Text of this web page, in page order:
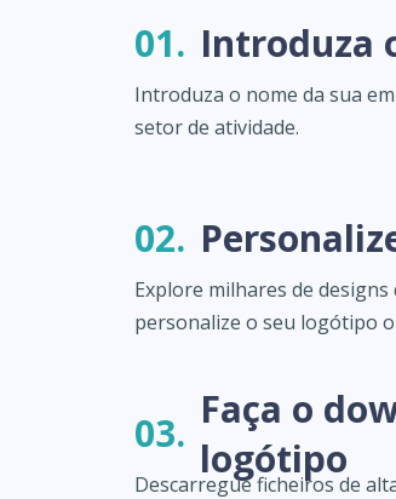
01. Introduza
Introduza o nome da sua
setor de atividade.
02.
Explore milhares de
personalize o seu logótipo
03. Faça o
logótipo
Descarregue ficheiros de